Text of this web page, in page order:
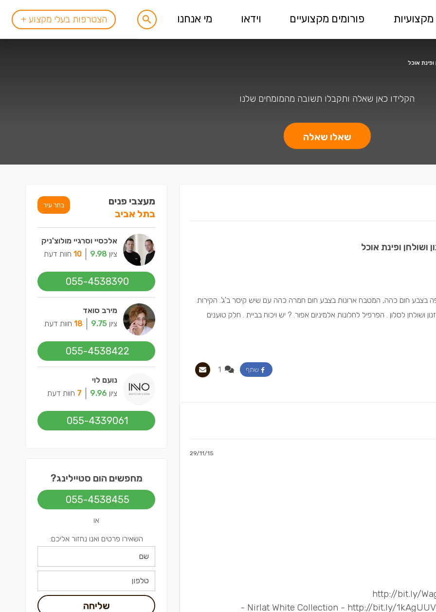
פורומים מקצועיים וידאו מי אנחנו הצטרפות בעלי מקצוע +
אוכל
הקלידו כאן שאלה ותקבלו תשובה מהמומחים שלנו
שאלו שאלה
ופינת אוכל
בצבע חום כהה, המטבח ארונות בצבע חום חמרה כהה עם שיש קיסר ב'ג'. הקירות
לסלון . הפרפיל לחלונות אלמיניום אפור. ? יש ויכוח בביית . חלק טוענים
שתף
29/11/15
מעצבי פנים
בתל אביב
בחר עיר
אלכסיי וסרגיי מולוצ'ניק
ציון 9.98
10 חוות דעת
055-4538390
מירב סואד
ציון 9.75
18 חוות דעת
055-4538422
נועם לוי
ציון 9.96
7 חוות דעת
055-4339061
מחפשים הום סטיילינג?
055-4538455
או
השאירו פרטים ואנו נחזור אליכם:
שליחה